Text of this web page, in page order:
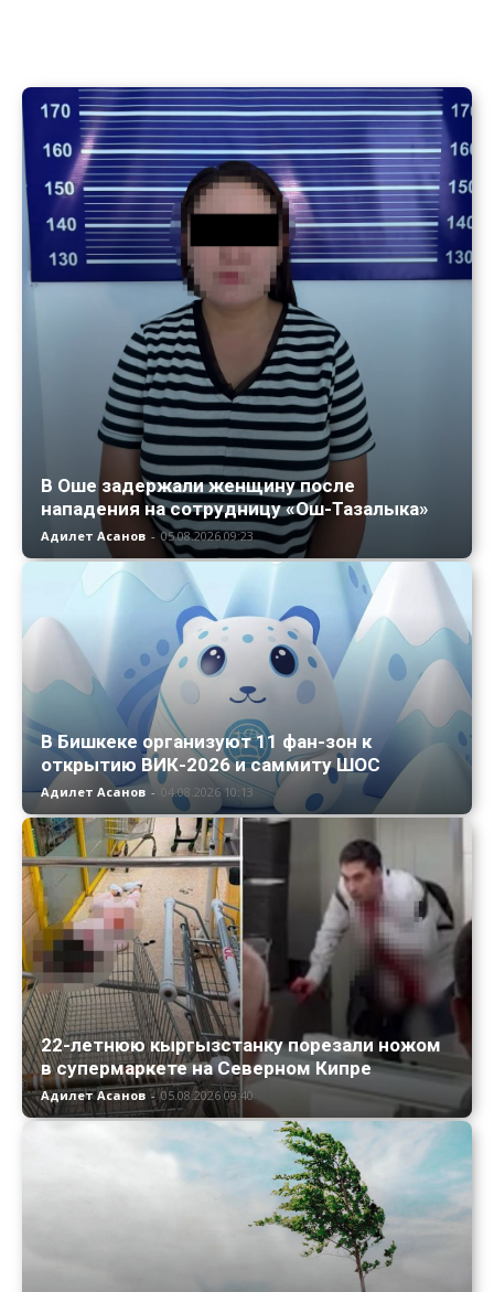
В Оше задержали женщину после
нападения на сотрудницу «Ош-Тазалыка»
Адилет Асанов - 05.08.2026 09:23
В Бишкеке организуют 11 фан-зон к
открытию ВИК-2026 и саммиту ШОС
Адилет Асанов - 04.08.2026 10:13
22-летнюю кыргызстанку порезали ножом
в супермаркете на Северном Кипре
Адилет Асанов - 05.08.2026 09:40